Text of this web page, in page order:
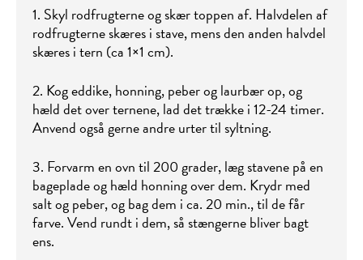
1. Skyl rodfrugterne og skær toppen af. Halvdelen af
rodfrugterne skæres i stave, mens den anden halvdel
skæres i tern (ca 1×1 cm).
2. Kog eddike, honning, peber og laurbær op, og
hæld det over ternene, lad det trække i 12-24 timer.
Anvend også gerne andre urter til syltning.
3. Forvarm en ovn til 200 grader, læg stavene på en
bageplade og hæld honning over dem. Krydr med
salt og peber, og bag dem i ca. 20 min., til de får
farve. Vend rundt i dem, så stængerne bliver bagt
ens.